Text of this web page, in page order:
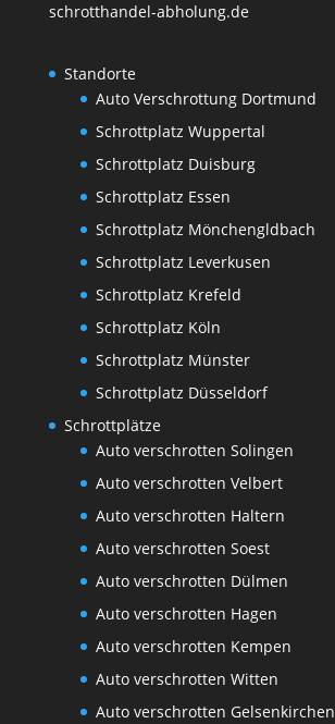
schrotthandel-abholung.de
Standorte
Auto Verschrottung Dortmund
Schrottplatz Wuppertal
Schrottplatz Duisburg
Schrottplatz Essen
Schrottplatz Mönchengldbach
Schrottplatz Leverkusen
Schrottplatz Krefeld
Schrottplatz Köln
Schrottplatz Münster
Schrottplatz Düsseldorf
Schrottplätze
Auto verschrotten Solingen
Auto verschrotten Velbert
Auto verschrotten Haltern
Auto verschrotten Soest
Auto verschrotten Dülmen
Auto verschrotten Hagen
Auto verschrotten Kempen
Auto verschrotten Witten
Auto verschrotten Gelsenkirchen